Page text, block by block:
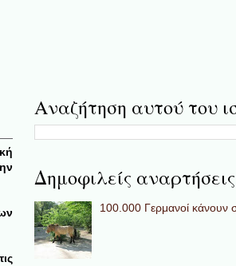
Αναζήτηση αυτού του
Δημοφιλείς αναρτήσεις
100.000 Γερμανοί κάνουν